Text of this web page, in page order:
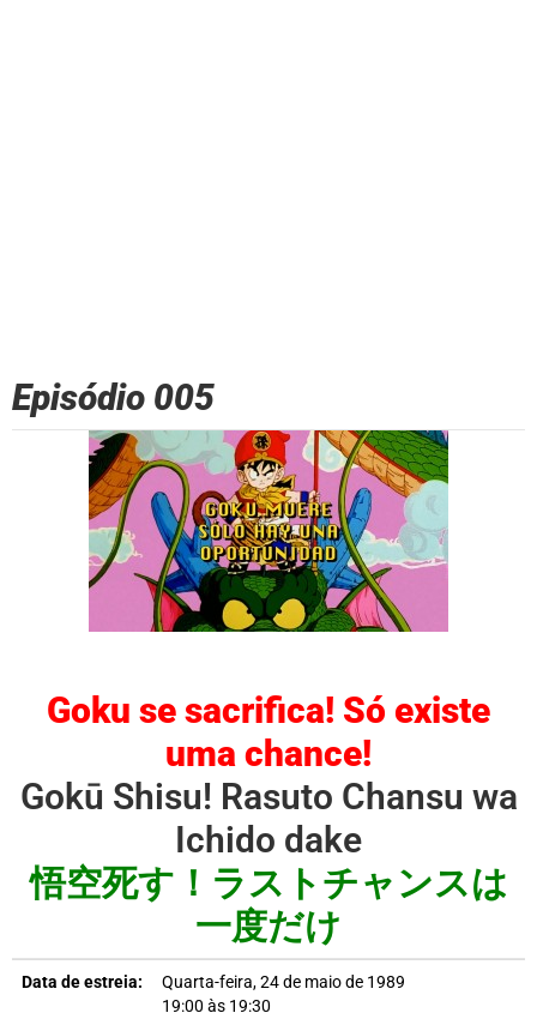
Episódio 005
Goku se sacrifica! Só existe
uma chance!
Gokū Shisu! Rasuto Chansu wa
Ichido dake
悟空死す！ラストチャンスは
一度だけ
Data de estreia:
Quarta-feira, 24 de maio de 1989
19:00 às 19:30